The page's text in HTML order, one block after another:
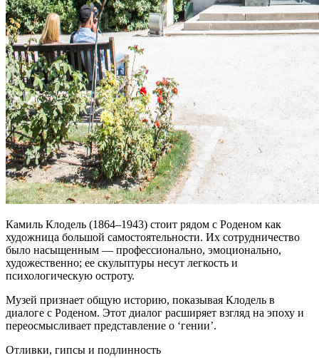
Камиль Клодель (1864–1943) стоит рядом с Роденом как
художница большой самостоятельности. Их сотрудничество
было насыщенным — профессионально, эмоционально,
художественно; ее скульптуры несут легкость и
психологическую остроту.
Музей признает общую историю, показывая Клодель в
диалоге с Роденом. Этот диалог расширяет взгляд на эпоху и
переосмысливает представление о ‘гении’.
Отливки, гипсы и подлинность